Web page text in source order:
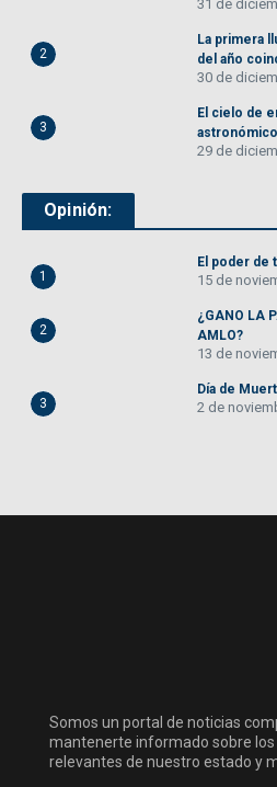
31 de
2
La primera
del año
30 de
3
El cielo de
29 de
Opinión:
1
El poder de
15 de
2
¿GANO LA
AMLO?
13 de
3
Día de
2 de
Somos un portal de noticias
mantenerte informado sobre los
relevantes de nuestro estado y